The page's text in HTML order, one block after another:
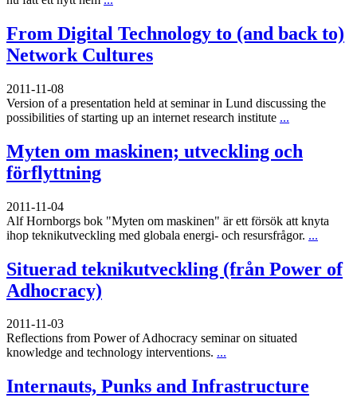
From Digital Technology to (and back to)
Network Cultures
2011-11-08
Version of a presentation held at seminar in Lund discussing the
possibilities of starting up an internet research institute ...
Myten om maskinen; utveckling och
förflyttning
2011-11-04
Alf Hornborgs bok "Myten om maskinen" är ett försök att knyta
ihop teknikutveckling med globala energi- och resursfrågor. ...
Situerad teknikutveckling (från Power of
Adhocracy)
2011-11-03
Reflections from Power of Adhocracy seminar on situated
knowledge and technology interventions. ...
Internauts, Punks and Infrastructure